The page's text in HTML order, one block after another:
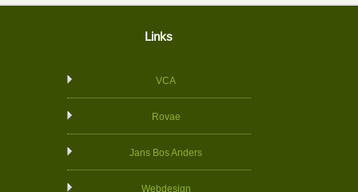
Links
VCA
Rovae
Jans Bos Anders
Webdesign